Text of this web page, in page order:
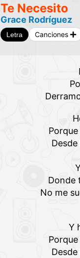
Te Necesito
Grace Rodríguez
Letra Canciones
Donde
No me
Y